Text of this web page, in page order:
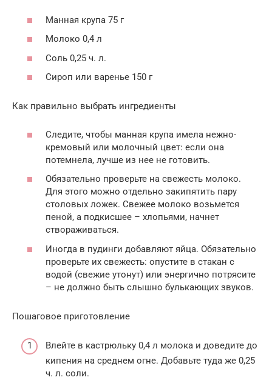
Манная крупа 75 г
Молоко 0,4 л
Соль 0,25 ч. л.
Сироп или варенье 150 г
Как правильно выбрать ингредиенты
Следите, чтобы манная крупа имела нежно-
кремовый или молочный цвет: если она
потемнела, лучше из нее не готовить.
Обязательно проверьте на свежесть молоко.
Для этого можно отдельно закипятить пару
столовых ложек. Свежее молоко возьмется
пеной, а подкисшее – хлопьями, начнет
створаживаться.
Иногда в пудинги добавляют яйца. Обязательно
проверьте их свежесть: опустите в стакан с
водой (свежие утонут) или энергично потрясите
– не должно быть слышно булькающих звуков.
Пошаговое приготовление
Влейте в кастрюльку 0,4 л молока и доведите до
кипения на среднем огне. Добавьте туда же 0,25
ч. л. соли.